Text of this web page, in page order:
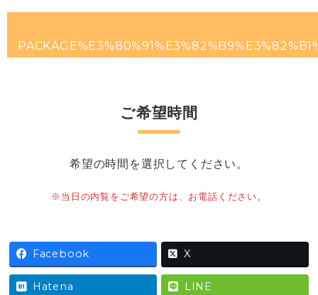
ご希望時間
希望の時間を選択してください。
※当日の内覧をご希望の方は、お電話ください。
Facebook X
Hatena LINE